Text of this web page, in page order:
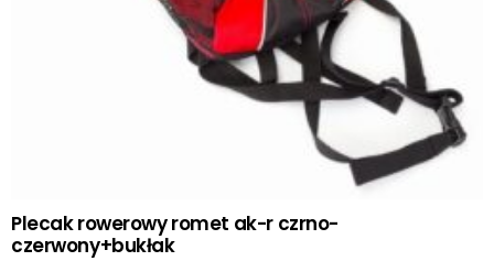
Plecak rowerowy romet ak-r czrno-
czerwony+bukłak